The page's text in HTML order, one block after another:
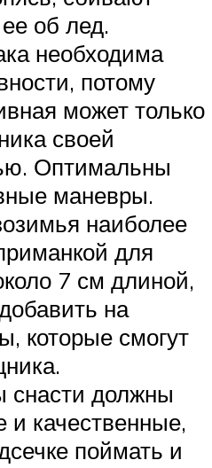
об лед.
необходима
потому
может только
своей
Оптимальны
маневры.
наиболее
для
7 см длиной,
на
которые смогут
снасти должны
и качественные,
поймать и